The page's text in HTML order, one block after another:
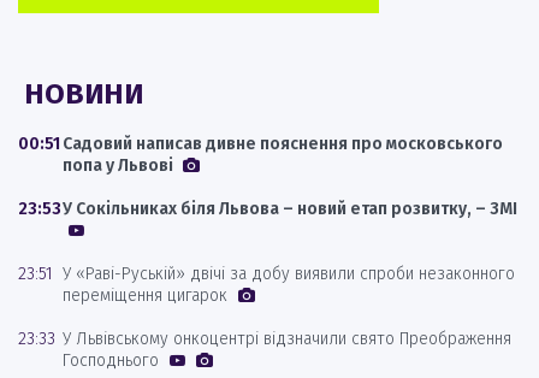
НОВИНИ
00:51 Садовий написав дивне пояснення про московського
попа у Львові
23:53У Сокільниках біля Львова – новий етап розвитку, – ЗМІ
23:51 У «Раві-Руській» двічі за добу виявили спроби незаконного
переміщення цигарок
23:33 У Львівському онкоцентрі відзначили свято Преображення
Господнього